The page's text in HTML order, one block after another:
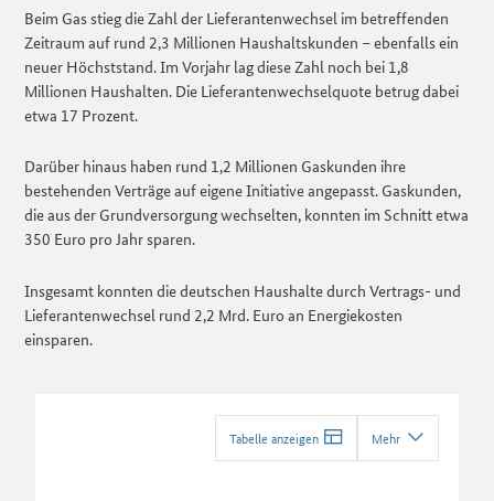
Beim Gas stieg die Zahl der Lieferantenwechsel im betreffenden
Zeitraum auf rund 2,3 Millionen Haushaltskunden – ebenfalls ein
neuer Höchststand. Im Vorjahr lag diese Zahl noch bei 1,8
Millionen Haushalten. Die Lieferantenwechselquote betrug dabei
etwa 17 Prozent.
Darüber hinaus haben rund 1,2 Millionen Gaskunden ihre
bestehenden Verträge auf eigene Initiative angepasst. Gaskunden,
die aus der Grundversorgung wechselten, konnten im Schnitt etwa
350 Euro pro Jahr sparen.
Insgesamt konnten die deutschen Haushalte durch Vertrags- und
Lieferantenwechsel rund 2,2 Mrd. Euro an Energiekosten
einsparen.
Tabelle anzeigen Mehr